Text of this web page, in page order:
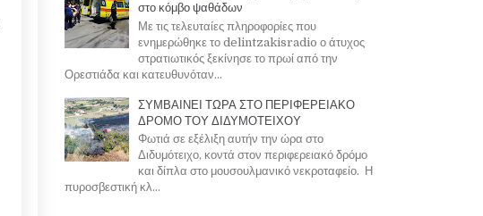
στο κόμβο ψαθάδων
Με τις τελευταίες πληροφορίες που
ενημερώθηκε το delintzakisradio ο άτυχος
στρατιωτικός ξεκίνησε το πρωί από την
Ορεστιάδα και κατευθυνόταν...
ΣΥΜΒΑΙΝΕΙ ΤΩΡΑ ΣΤΟ ΠΕΡΙΦΕΡΕΙΑΚΟ
ΔΡΟΜΟ ΤΟΥ ΔΙΔΥΜΟΤΕΙΧΟΥ
Φωτιά σε εξέλιξη αυτήν την ώρα στο
Διδυμότειχο, κοντά στον περιφερειακό δρόμο
και δίπλα στο μουσουλμανικό νεκροταφείο. Η
πυροσβεστική κλ...